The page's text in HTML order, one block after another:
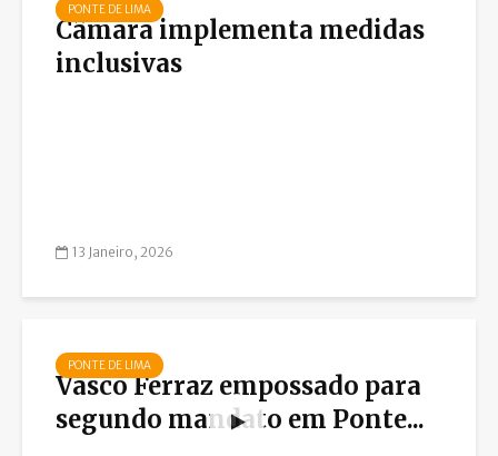
PONTE DE LIMA
Câmara implementa medidas
inclusivas
13 Janeiro, 2026
PONTE DE LIMA
Vasco Ferraz empossado para
segundo mandato em Ponte...